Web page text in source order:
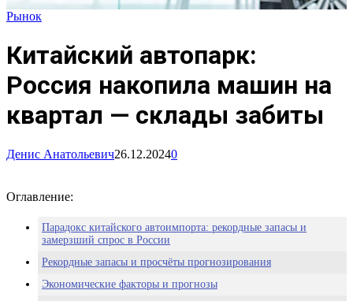
Рынок
Китайский автопарк:
Россия накопила машин на
квартал — склады забиты
Денис Анатольевич26.12.20240
Оглавление:
Парадокс китайского автоимпорта: рекордные запасы и
замерзший спрос в России
Рекордные запасы и просчёты прогнозирования
Экономические факторы и прогнозы